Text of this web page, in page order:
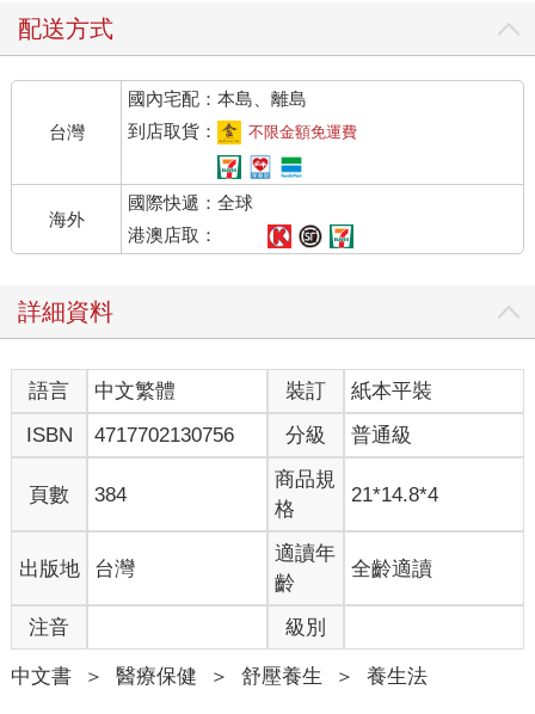
配送方式
台灣
國內宅配：本島、離島
到店取貨：
不限金額免運費
海外
國際快遞：全球
港澳店取：
詳細資料
語言 中文繁體 裝訂
紙本平裝
ISBN
4717702130756 分級 普通級
頁數 384
商品規
格
21*14.8*4
出版地 台灣
適讀年
齡
全齡適讀
注音 級別
中文書 ＞ 醫療保健 ＞ 舒壓養生 ＞ 養生法